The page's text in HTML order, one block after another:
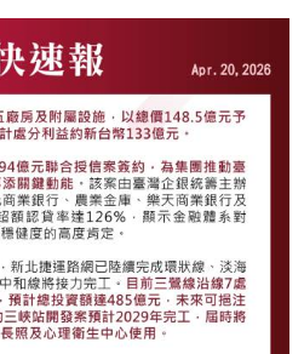
元創高 斥121億元桃園擴
砸近33億急擴產
供最新市場情報📝 》